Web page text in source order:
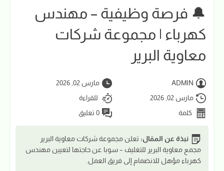
🔔 فرصة وظيفية – مهندس
كهرباء | مجموعة شركات
معاوية البرير
ADMIN
مارس 02, 2026
مارس 02, 2026
للقراءة
كلمة
0 تعليق
نبذة عن المقال: تعلن مجموعة شركات معاوية البرير
مجمع معاوية البرير للتغليف – سوبا عن حاجتها لتعيين مهندس
كهرباء مؤهل للانضمام إلى فريق العمل.